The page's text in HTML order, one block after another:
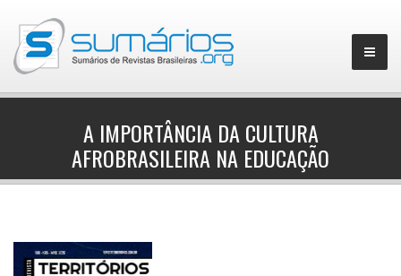
A IMPORTÂNCIA DA CULTURA
AFROBRASILEIRA NA EDUCAÇÃO